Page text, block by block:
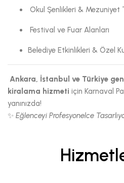
Okul Şenlikleri & Mezuniyet
Festival ve Fuar Alanları
Belediye Etkinlikleri & Özel
Ankara, İstanbul ve Türkiye
kiralama hizmeti için Karnaval
yanınızda!
✨ Eğlenceyi Profesyonelce